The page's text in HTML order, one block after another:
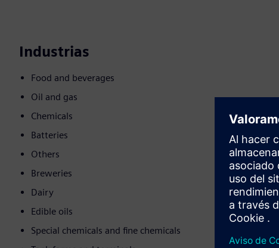
Industrias
Food and beverages
Oil and gas
Chemicals
Batteries
Others
Breweries
Dairy
Edible oils
Special chemicals and fine chemicals